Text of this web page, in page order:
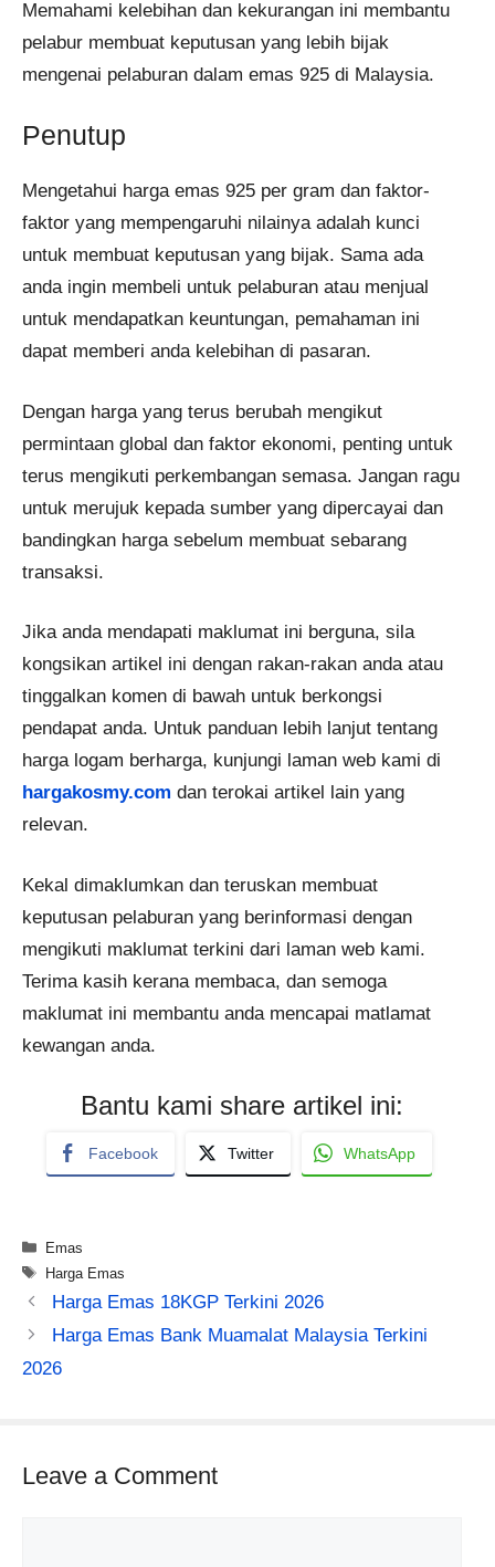
Memahami kelebihan dan kekurangan ini membantu
pelabur membuat keputusan yang lebih bijak
mengenai pelaburan dalam emas 925 di Malaysia.
Penutup
Mengetahui harga emas 925 per gram dan faktor-
faktor yang mempengaruhi nilainya adalah kunci
untuk membuat keputusan yang bijak. Sama ada
anda ingin membeli untuk pelaburan atau menjual
untuk mendapatkan keuntungan, pemahaman ini
dapat memberi anda kelebihan di pasaran.
Dengan harga yang terus berubah mengikut
permintaan global dan faktor ekonomi, penting untuk
terus mengikuti perkembangan semasa. Jangan ragu
untuk merujuk kepada sumber yang dipercayai dan
bandingkan harga sebelum membuat sebarang
transaksi.
Jika anda mendapati maklumat ini berguna, sila
kongsikan artikel ini dengan rakan-rakan anda atau
tinggalkan komen di bawah untuk berkongsi
pendapat anda. Untuk panduan lebih lanjut tentang
harga logam berharga, kunjungi laman web kami di
hargakosmy.com dan terokai artikel lain yang
relevan.
Kekal dimaklumkan dan teruskan membuat
keputusan pelaburan yang berinformasi dengan
mengikuti maklumat terkini dari laman web kami.
Terima kasih kerana membaca, dan semoga
maklumat ini membantu anda mencapai matlamat
kewangan anda.
Bantu kami share artikel ini:
Facebook Twitter WhatsApp
Categories
Emas
Tags
Harga Emas
Harga Emas 18KGP Terkini 2026
Harga Emas Bank Muamalat Malaysia Terkini
2026
Leave a Comment